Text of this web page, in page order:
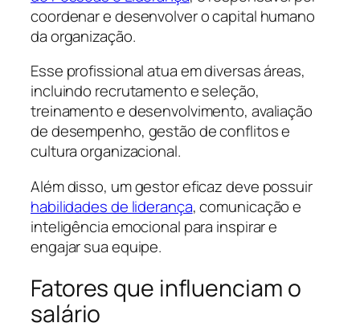
coordenar e desenvolver o capital humano
da organização.
Esse profissional atua em diversas áreas,
incluindo recrutamento e seleção,
treinamento e desenvolvimento, avaliação
de desempenho, gestão de conflitos e
cultura organizacional.
Além disso, um gestor eficaz deve possuir
habilidades de liderança, comunicação e
inteligência emocional para inspirar e
engajar sua equipe.
Fatores que influenciam o
salário